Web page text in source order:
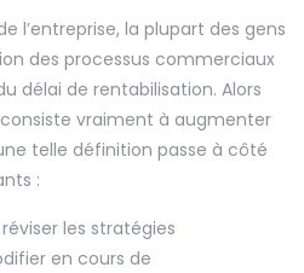
l’entreprise, la plupart des gens
des processus commerciaux
délai de rentabilisation. Alors
vraiment à augmenter
telle définition passe à côté
:
les stratégies
en cours de